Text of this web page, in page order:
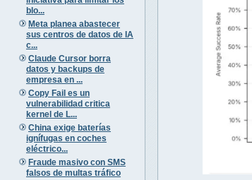
blo...
Meta planea abastecer
sus centros de datos de IA
c...
Claude Cursor borra
datos y backups de
empresa en ...
Copy Fail es un
vulnerabilidad critica
kernel de L...
China exige baterías
ignífugas en coches
eléctrico...
Fraude masivo con SMS
falsos de multas tráfico